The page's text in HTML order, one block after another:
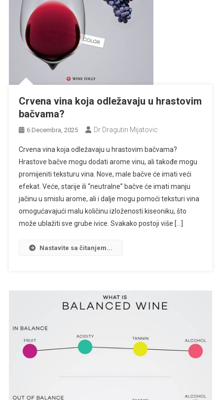
Crvena vina koja odležavaju u hrastovim
bačvama?
6 Decembra, 2025 Dr Dragutin Mijatovic
Crvena vina koja odležavaju u hrastovim bačvama?
Hrastove bačve mogu dodati arome vinu, ali takođe mogu
promijeniti teksturu vina. Nove, male bačve će imati veći
efekat. Veće, starije ili “neutralne” bačve će imati manju
jačinu u smislu arome, ali i dalje mogu pomoći teksturi vina
omogućavajući malu količinu izloženosti kiseoniku, što
može ublažiti sve grube ivice. Svakako postoji više […]
Nastavite sa čitanjem...